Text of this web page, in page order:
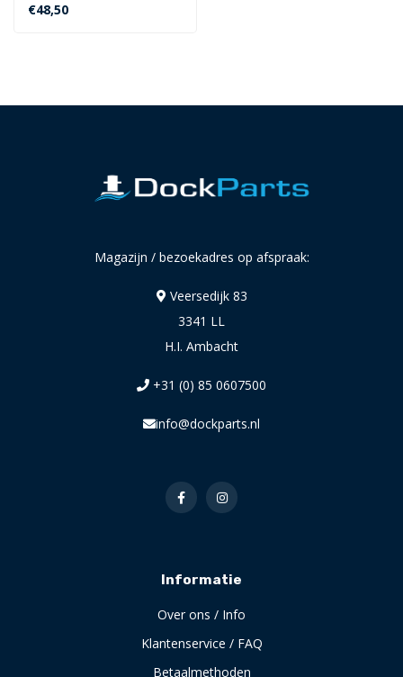
Alumin..
€48,50
Magazijn / bezoekadres op afspraak:
Veersedijk 83
3341 LL
H.I. Ambacht
+31 (0) 85 0607500
info@dockparts.nl
Informatie
Over ons / Info
Klantenservice / FAQ
Betaalmethoden